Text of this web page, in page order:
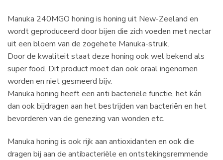
Manuka 240MGO honing is honing uit New-Zeeland en
wordt geproduceerd door bijen die zich voeden met nectar
uit een bloem van de zogehete Manuka-struik.
Door de kwaliteit staat deze honing ook wel bekend als
super food. Dit product moet dan ook oraal ingenomen
worden en niet gesmeerd bijv.
Manuka honing heeft een anti bacteriële functie, het kán
dan ook bijdragen aan het bestrijden van bacteriën en het
bevorderen van de genezing van wonden etc.
Manuka honing is ook rijk aan antioxidanten en ook die
dragen bij aan de antibacteriële en ontstekingsremmende